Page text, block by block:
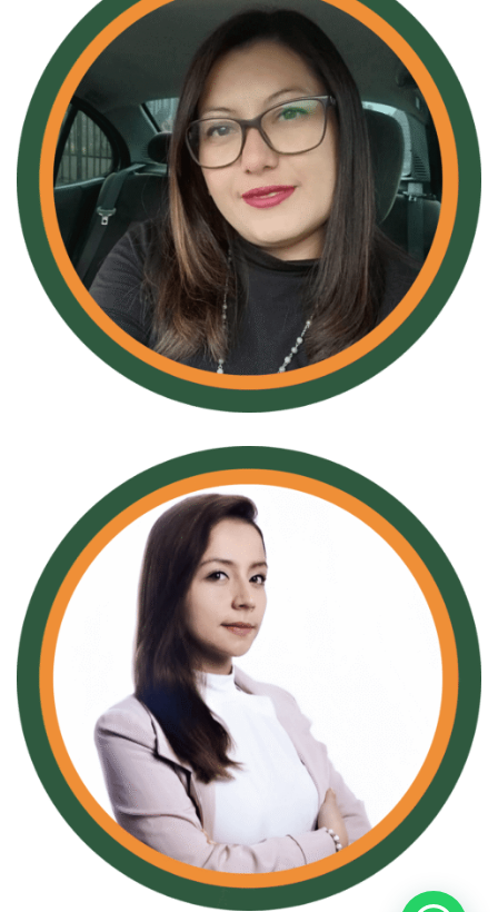
Gloria Tibaduiza
Coordinadora
Karol Díaz
Coordinadora